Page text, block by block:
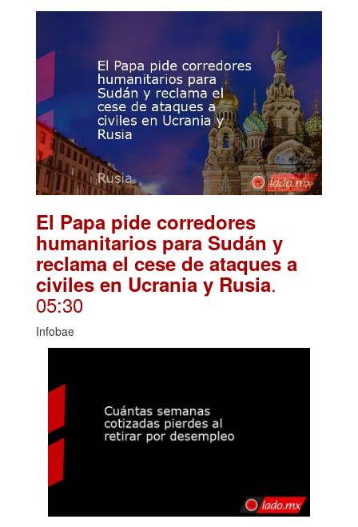
El Papa pide corredores
humanitarios para Sudán y
reclama el cese de ataques a
civiles en Ucrania y Rusia.
05:30
Infobae